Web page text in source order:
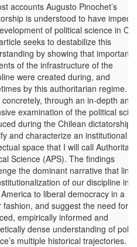
accounts Augusto Pinochet’s
is understood to have
of political science in
seeks to destabilize this
by showing that important
of the infrastructure of the
were created during, and
by this authoritarian regime.
through an in-depth and
examination of the political
during the Chilean dictatorship,
and characterize an institutional
space that I will call
Science (APS). The findings
the dominant narrative that links
of our discipline in
to liberal democracy in a
fashion, and suggest the need for a
empirically informed and
dense understanding of
multiple historical trajectories.